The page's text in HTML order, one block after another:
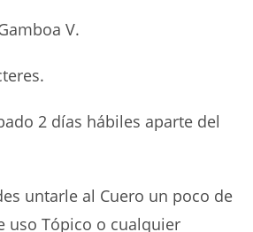
V.
2 días hábiles aparte del
untarle al Cuero un poco de
uso Tópico o cualquier